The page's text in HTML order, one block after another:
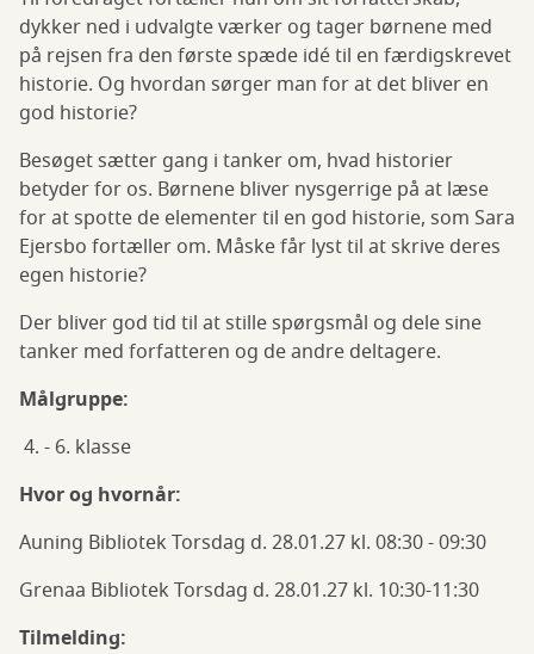
dykker ned i udvalgte værker og tager børnene med
på rejsen fra den første spæde idé til en færdigskrevet
historie. Og hvordan sørger man for at det bliver en
god historie?
Besøget sætter gang i tanker om, hvad historier
betyder for os. Børnene bliver nysgerrige på at læse
for at spotte de elementer til en god historie, som Sara
Ejersbo fortæller om. Måske får lyst til at skrive deres
egen historie?
Der bliver god tid til at stille spørgsmål og dele sine
tanker med forfatteren og de andre deltagere.
Målgruppe:
4. - 6. klasse
Hvor og hvornår:
Auning Bibliotek Torsdag d. 28.01.27 kl. 08:30 - 09:30
Grenaa Bibliotek Torsdag d. 28.01.27 kl. 10:30-11:30
Tilmelding: